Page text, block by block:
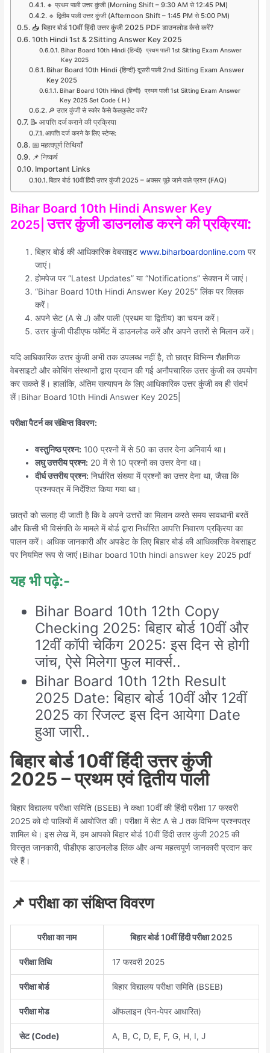
🔸 प्रथम पाली उत्तर कुंजी (Morning Shift – 9:30 AM से 12:45 PM)
🔹 द्वितीय पाली उत्तर कुंजी (Afternoon Shift – 1:45 PM से 5:00 PM)
📥 बिहार बोर्ड 10वीं हिंदी उत्तर कुंजी 2025 PDF डाउनलोड कैसे करें?
10th Hindi 1st & 2Sitting Answer Key 2025
Bihar Board 10th Hindi {हिन्दी} प्रथम पाली 1st Sitting Exam Answer
Key 2025
Bihar Board 10th Hindi {हिन्दी} दूसरी पाली 2nd Sitting Exam Answer
Key 2025
Bihar Board 10th Hindi {हिन्दी} प्रथम पाली 1st Sitting Exam Answer
Key 2025 Set Code { H }
🔎 उत्तर कुंजी से स्कोर कैसे कैलकुलेट करें?
📝 आपत्ति दर्ज कराने की प्रक्रिया
आपत्ति दर्ज करने के लिए स्टेप्स:
📅 महत्वपूर्ण तिथियाँ
📌 निष्कर्ष
Important Links
बिहार बोर्ड 10वीं हिंदी उत्तर कुंजी 2025 – अक्सर पूछे जाने वाले प्रश्न (FAQ)
Bihar Board 10th Hindi Answer Key
2025| उत्तरकुंजी डाउनलोड करने की प्रक्रिया:
बिहार बोर्ड की आधिकारिक वेबसाइटwww.biharboardonline.com पर
जाएं।
होमपेज पर “Latest Updates” या “Notifications” सेक्शन में जाएं।
“Bihar Board 10th Hindi Answer Key 2025” लिंक पर क्लिक
करें।
अपने सेट (A से J) और पाली (प्रथम या द्वितीय) का चयन करें।
उत्तर कुंजी पीडीएफ फॉर्मेट में डाउनलोड करें और अपने उत्तरों से मिलान करें।
यदि आधिकारिक उत्तर कुंजी अभी तक उपलब्ध नहीं है, तो छात्र विभिन्न शैक्षणिक
वेबसाइटों और कोचिंग संस्थानों द्वारा प्रदान की गई अनौपचारिक उत्तर कुंजी का उपयोग
कर सकते हैं। हालांकि, अंतिम सत्यापन के लिए आधिकारिक उत्तर कुंजी का ही संदर्भ
लें।Bihar Board 10th Hindi Answer Key 2025|
परीक्षा पैटर्न का संक्षिप्त विवरण:
वस्तुनिष्ठ प्रश्न: 100 प्रश्नों में से 50 का उत्तर देना अनिवार्य था।
लघु उत्तरीय प्रश्न: 20 में से 10 प्रश्नों का उत्तर देना था।
दीर्घ उत्तरीय प्रश्न: निर्धारित संख्या में प्रश्नों का उत्तर देना था, जैसा कि
प्रश्नपत्र में निर्देशित किया गया था।
छात्रों को सलाह दी जाती है कि वे अपने उत्तरों का मिलान करते समय सावधानी बरतें
और किसी भी विसंगति के मामले में बोर्ड द्वारा निर्धारित आपत्ति निवारण प्रक्रिया का
पालन करें। अधिक जानकारी और अपडेट के लिए बिहार बोर्ड की आधिकारिक वेबसाइट
पर नियमित रूप से जाएं।Bihar board 10th hindi answer key 2025 pdf
यह भी पढ़े:-
Bihar Board 10th 12th Copy
Checking 2025: बिहार बोर्ड 10वीं और
12वीं कॉपी चेकिंग 2025: इस दिन से होगी
जांच, ऐसे मिलेगा फुल मार्क्स..
Bihar Board 10th 12th Result
2025 Date: बिहार बोर्ड 10वीं और 12वीं
2025 का रिजल्ट इस दिन आयेगा Date
हुआ जारी..
बिहार बोर्ड 10वीं हिंदी उत्तर कुंजी
2025 – प्रथम एवं द्वितीय पाली
बिहार विद्यालय परीक्षा समिति (BSEB) ने कक्षा 10वीं की हिंदी परीक्षा 17 फरवरी
2025 को दो पालियों में आयोजित की। परीक्षा में सेट A से J तक विभिन्न प्रश्नपत्र
शामिल थे। इस लेख में, हम आपको बिहार बोर्ड 10वीं हिंदी उत्तर कुंजी 2025 की
विस्तृत जानकारी, पीडीएफ डाउनलोड लिंक और अन्य महत्वपूर्ण जानकारी प्रदान कर
रहे हैं।
📌 परीक्षा का संक्षिप्त विवरण
परीक्षा का नाम बिहार बोर्ड 10वीं हिंदी परीक्षा 2025
परीक्षा तिथि 17 फरवरी 2025
परीक्षा बोर्ड बिहार विद्यालय परीक्षा समिति (BSEB)
परीक्षा मोड ऑफलाइन (पेन-पेपर आधारित)
सेट (Code) A, B, C, D, E, F, G, H, I, J